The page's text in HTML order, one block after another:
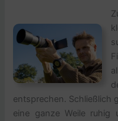
entsprechen. Schließlich
eine ganze Weile